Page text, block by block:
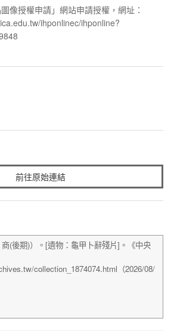
像授權申請」網站申請授權，網址：
ihponlinec/ihponline?
前往原始連結